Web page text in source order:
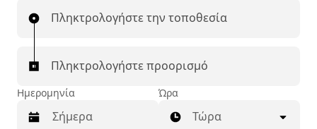
Πληκτρολογήστε την τοποθεσία
Πληκτρολογήστε προορισμό
Ημερομηνία Ώρα
Τώρα